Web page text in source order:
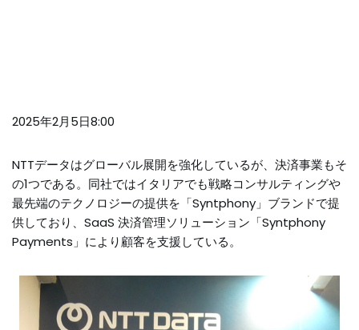
2025年2月5日8:00
NTTデータはグローバル展開を強化しているが、決済事業もそ
の1つである。同社ではイタリアでも戦略コンサルティングや
最先端のテクノロジーの提供を「Syntphony」ブランドで提
供しており、SaaS 決済管理ソリューション「Syntphony
Payments」により顧客を支援している。